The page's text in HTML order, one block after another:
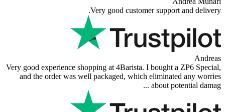
Super
Very nice - well done, will